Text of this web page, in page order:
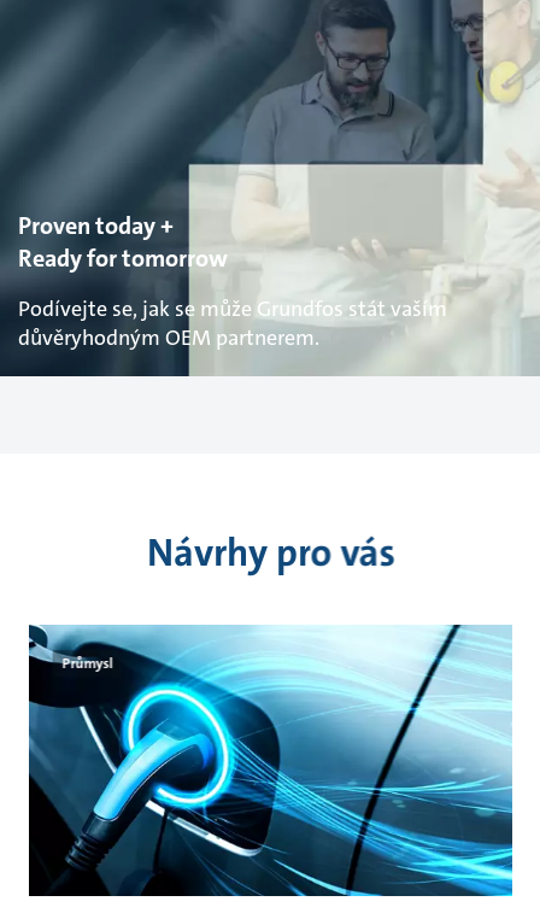
Proven today +
Ready for tomorrow
Podívejte se, jak se může Grundfos stát vaším
důvěryhodným OEM partnerem.
Návrhy pro vás
Průmysl